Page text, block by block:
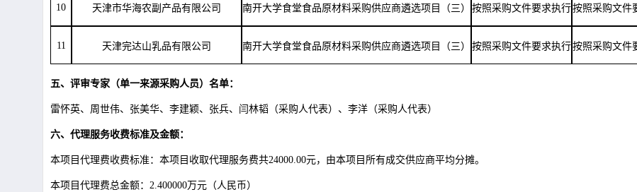
10 天津市华海农副产品有限公司 南开大学食堂食品原材料采购供应商遴选项目（三） 按照采购文件要求执行按照采购文件
11 天津完达山乳品有限公司 南开大学食堂食品原材料采购供应商遴选项目（三） 按照采购文件要求执行按照采购文件
五、评审专家（单一来源采购人员）名单：
雷怀英、周世伟、张美华、李建颖、张兵、闫林韬（采购人代表）、李洋（采购人代表）
六、代理服务收费标准及金额：
本项目代理费收费标准：本项目收取代理服务费共24000.00元，由本项目所有成交供应商平均分摊。
本项目代理费总金额： 2.400000万元（人民币）